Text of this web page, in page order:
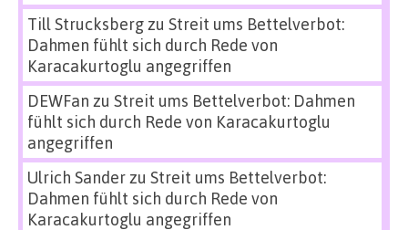
Till Strucksbergzu Streit ums Bettelverbot:
Dahmen fühlt sich durch Rede von
Karacakurtoglu angegriffen
DEWFan zu Streit ums Bettelverbot: Dahmen
fühlt sich durch Rede von Karacakurtoglu
angegriffen
Ulrich Sanderzu Streit ums Bettelverbot:
Dahmen fühlt sich durch Rede von
Karacakurtoglu angegriffen